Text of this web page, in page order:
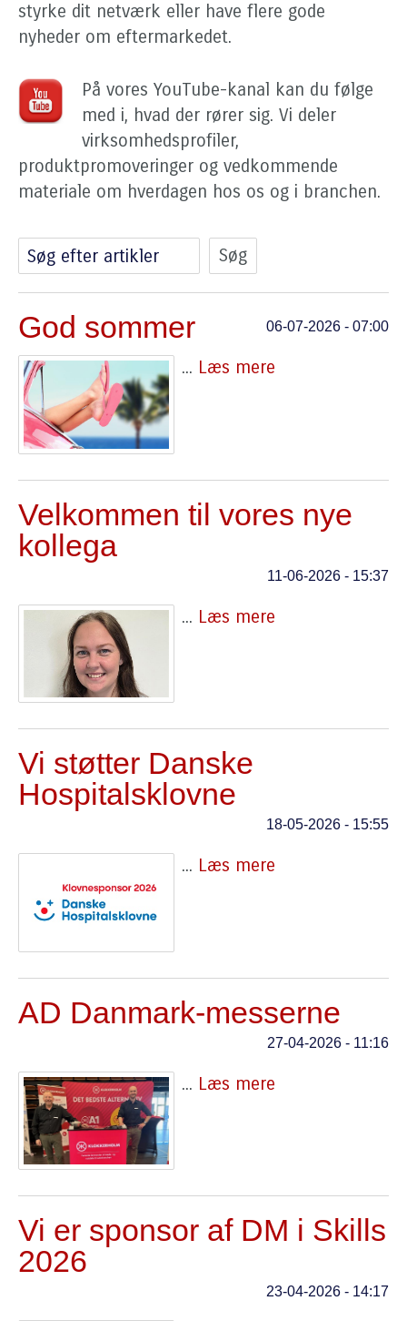
styrke dit netværk eller have flere gode
nyheder om eftermarkedet.
På vores YouTube-kanal kan du følge
med i, hvad der rører sig. Vi deler
virksomhedsprofiler,
produktpromoveringer og vedkommende
materiale om hverdagen hos os og i branchen.
Søg efter artikler
God sommer 06-07-2026 - 07:00
... Læs mere
Velkommen til vores nye
kollega
11-06-2026 - 15:37
... Læs mere
Vi støtter Danske
Hospitalsklovne
18-05-2026 - 15:55
... Læs mere
AD Danmark-messerne
27-04-2026 - 11:16
... Læs mere
Vi er sponsor af DM i Skills
2026
23-04-2026 - 14:17